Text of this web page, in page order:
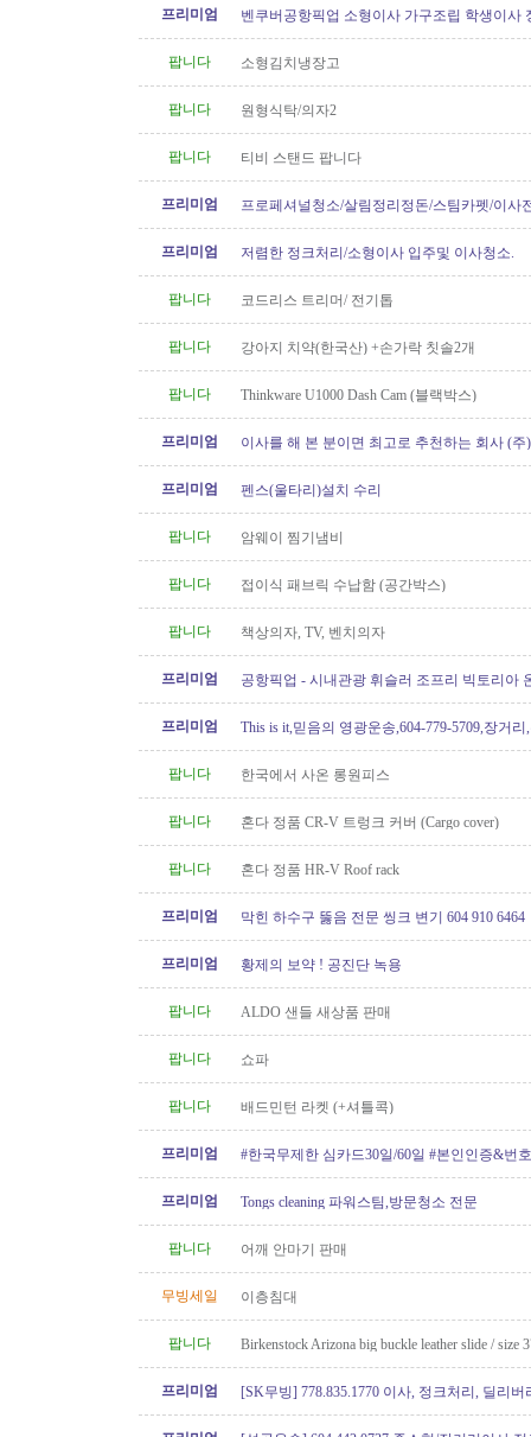
프리미엄
벤쿠버공항픽업 소형이사 가구조립 학생이사
팝니다
소형김치냉장고
팝니다 원형식탁/의자2
팝니다 티비 스탠드 팝니다
프리미엄
프로페셔널청소/살림정리정돈/스팀카펫/이사
프리미엄
저렴한 정크처리/소형이사 입주및 이사청소.
팝니다 코드리스 트리머/ 전기톱
팝니다 강아지 치약(한국산) +손가락 칫솔2개
팝니다 Thinkware U1000 Dash Cam (블랙박스)
프리미엄
이사를 해 본 분이면 최고로 추천하는 회사 (주
프리미엄
펜스(울타리)설치 수리
팝니다 암웨이 찜기냄비
팝니다 접이식 패브릭 수납함 (공간박스)
팝니다 책상의자, TV, 벤치의자
프리미엄
공항픽업 - 시내관광 휘슬러 조프리 빅토리아
프리미엄
This is it,믿음의 영광운송,604-779-5709,장거리
팝니다 한국에서 사온 롱원피스
팝니다 혼다 정품 CR-V 트렁크 커버 (Cargo cover)
팝니다 혼다 정품 HR-V Roof rack
프리미엄 막힌 하수구 뚫음 전문 씽크 변기 604 910 6464
프리미엄 황제의 보약 ! 공진단 녹용
팝니다 ALDO 샌들 새상품 판매
팝니다 쇼파
팝니다 배드민턴 라켓 (+셔틀콕)
프리미엄 #한국무제한 심카드30일/60일 #본인인증&번
프리미엄 Tongs cleaning 파워스팀,방문청소 전문
팝니다 어깨 안마기 판매
무빙세일 이층침대
팝니다 Birkenstock Arizona big buckle leather slide / size
프리미엄 [SK무빙] 778.835.1770 이사, 정크처리, 딜리버